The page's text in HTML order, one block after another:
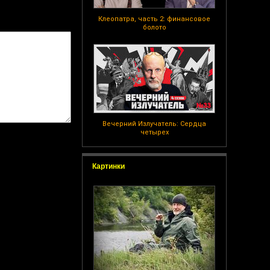
Клеопатра, часть 2: финансовое
болото
Вечерний Излучатель: Сердца
четырех
Картинки